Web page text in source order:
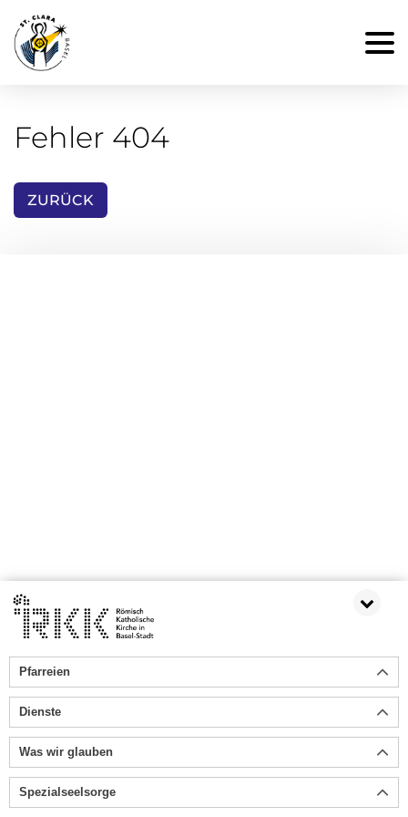
Fehler 404
ZURÜCK
Pfarreien
Dienste
Was wir glauben
Spezialseelsorge